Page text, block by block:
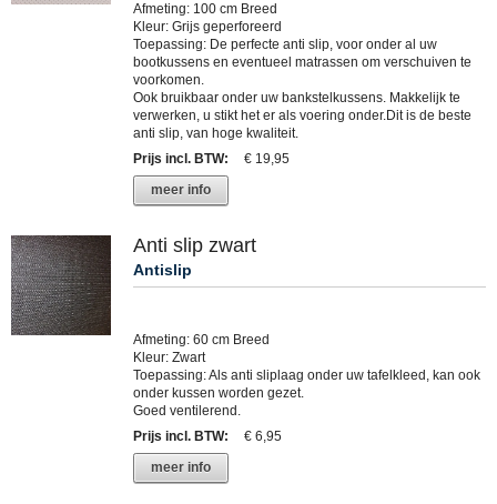
Afmeting: 100 cm Breed
Kleur: Grijs geperforeerd
Toepassing: De perfecte anti slip, voor onder al uw
bootkussens en eventueel matrassen om verschuiven te
voorkomen.
Ook bruikbaar onder uw bankstelkussens. Makkelijk te
verwerken, u stikt het er als voering onder.Dit is de beste
anti slip, van hoge kwaliteit.
Prijs incl. BTW:
€ 19,95
meer info
Anti slip zwart
Antislip
Afmeting: 60 cm Breed
Kleur: Zwart
Toepassing: Als anti sliplaag onder uw tafelkleed, kan ook
onder kussen worden gezet.
Goed ventilerend.
Prijs incl. BTW:
€ 6,95
meer info